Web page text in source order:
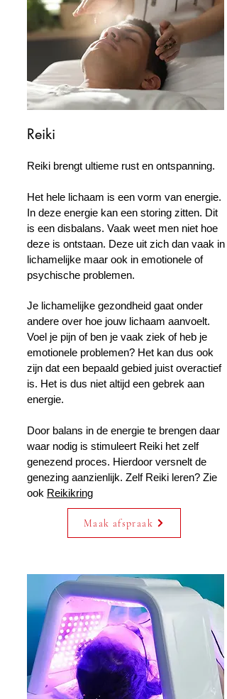
Reiki
Reiki brengt ultieme rust en ontspanning.
Het hele lichaam is een vorm van energie.
In deze energie kan een storing zitten. Dit
is een disbalans. Vaak weet men niet hoe
deze is ontstaan. Deze uit zich dan vaak in
lichamelijke maar ook in emotionele of
psychische problemen.
Je lichamelijke gezondheid gaat onder
andere over hoe jouw lichaam aanvoelt.
Voel je pijn of ben je vaak ziek of heb je
emotionele problemen? Het kan dus ook
zijn dat een bepaald gebied juist overactief
is. Het is dus niet altijd een gebrek aan
energie.
Door balans in de energie te brengen daar
waar nodig is stimuleert Reiki het zelf
genezend proces. Hierdoor versnelt de
genezing aanzienlijk. Zelf Reiki leren? Zie
ook Reikikring
Maak afspraak